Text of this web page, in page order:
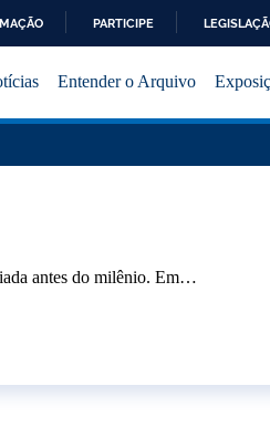
PARTICIPE
Entender o Arquivo
antes do milênio. Em…